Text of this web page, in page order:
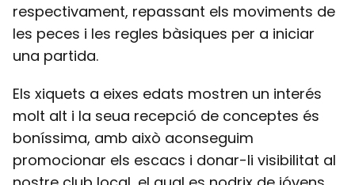
respectivament, repassant els moviments de
les peces i les regles bàsiques per a iniciar
una partida.
Els xiquets a eixes edats mostren un interés
molt alt i la seua recepció de conceptes és
boníssima, amb això aconseguim
promocionar els escacs i donar-li visibilitat al